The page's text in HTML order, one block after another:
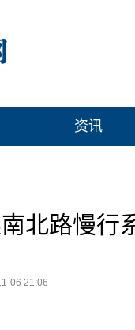
资讯
北路慢行
06 21:06